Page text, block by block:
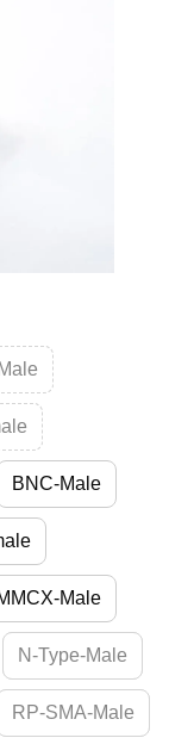
BNC-Male
Male
N-Type-Male
RP-SMA-Male